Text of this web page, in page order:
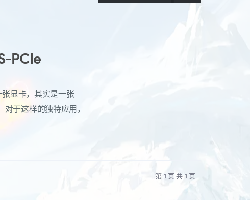
PCIe
显卡，其实是一张
于这样的独特应用，
第 1 页 共 1 页